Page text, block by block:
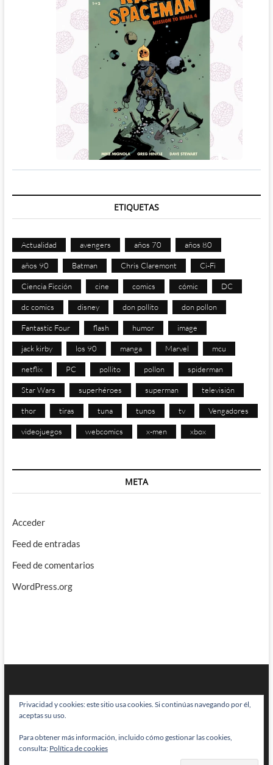
ETIQUETAS
Actualidad avengers años 70 años 80
años 90 Batman Chris Claremont Ci-Fi
Ciencia Ficción cine comics cómic DC
dc comics disney don pollito don pollon
Fantastic Four flash humor image
jack kirby los 90 manga Marvel mcu
netflix PC pollito pollon spiderman
Star Wars superhéroes superman televisión
thor tiras tuna tunos tv Vengadores
videojuegos webcomics x-men xbox
META
Acceder
Feed de entradas
Feed de comentarios
WordPress.org
BRAINSTOMPING| Diseñado por:Theme Freesia|WordPress| © Todos
los derechos reservados
Privacidad y cookies: este sitio usa cookies. Si continúas navegando por él,
aceptas su uso.
Para obtener más información, incluido cómo gestionar las cookies,
consulta: Política de cookies